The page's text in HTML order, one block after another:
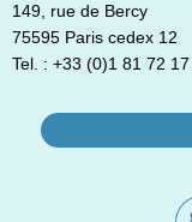
149, rue de Bercy
75595 Paris cedex 12
Tel. : +33 (0)1 81 72